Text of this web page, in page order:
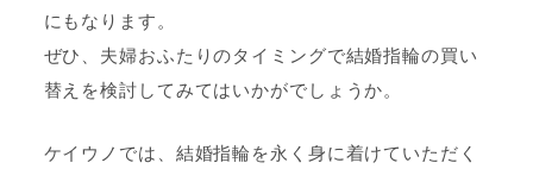
にもなります。
ぜひ、夫婦おふたりのタイミングで結婚指輪の買い
替えを検討してみてはいかがでしょうか。
ケイウノでは、結婚指輪を永く身に着けていただく